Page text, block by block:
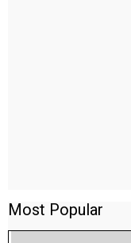
Most Popular